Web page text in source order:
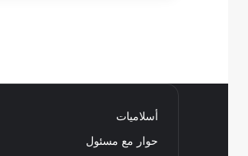
أسلاميات
حوار مع مسئول